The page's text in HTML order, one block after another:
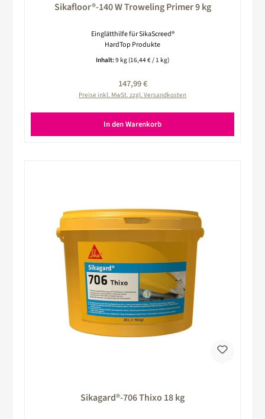
Sikafloor®-140 W Troweling Primer 9 kg
Einglätthilfe für SikaScreed®
HardTop Produkte
Inhalt:9 kg (16,44 € / 1 kg)
Regulärer Preis:
147,99 €
Preise inkl. MwSt. zzgl. Versandkosten
In den Warenkorb
Sikagard®-706 Thixo 18 kg